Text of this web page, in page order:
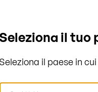
20 Set da
il tuo
Seleziona il paese in
Seleziona